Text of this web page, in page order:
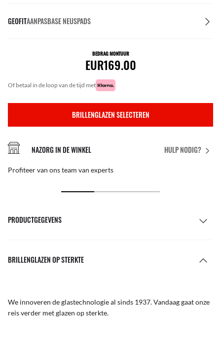
GEOFITAANPASBASE NEUSPADS
BEDRAG MONTUUR
EUR169.00
of betaal in de loop van de tijd met
BRILLENGLAZEN SELECTEREN
HULP NODIG?
NAZORG IN DE WINKEL
Profiteer van ons team van experts
PRODUCTGEGEVENS
BRILLENGLAZEN OP STERKTE
We innoveren de glastechnologie al sinds 1937. Vandaag gaat onze
reis verder met glazen op sterkte.